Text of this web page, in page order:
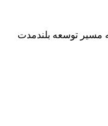
مسیر توسعه بلندمدت